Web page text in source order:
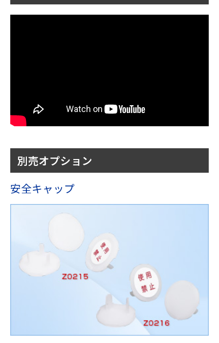
別売オプション
安全キャップ